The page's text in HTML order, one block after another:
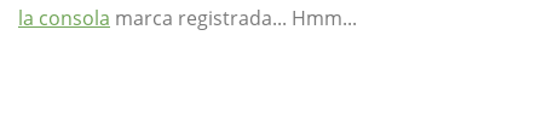
la consola marca registrada... Hmm...